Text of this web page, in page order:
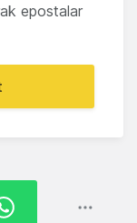
epostalar